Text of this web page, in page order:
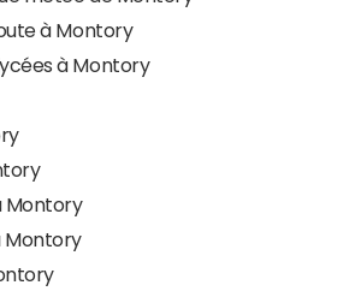
à Montory
à Montory
Montory
Montory